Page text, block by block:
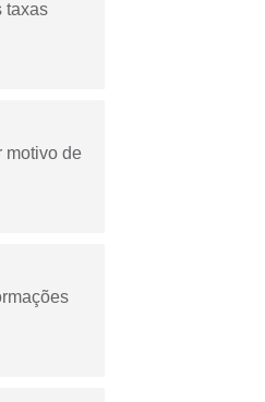
taxas
motivo de